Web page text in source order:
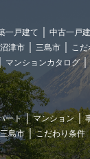
一戸建て 中古一戸
沼津市 三島市 こ
マンションカタログ
ート マンション
三島市 こだわり条件